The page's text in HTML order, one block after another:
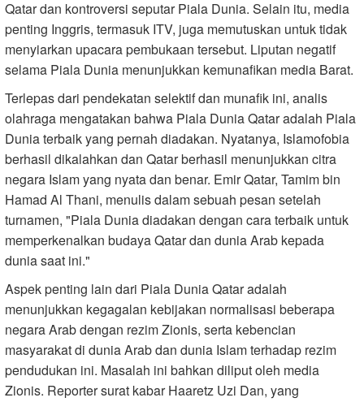
Qatar dan kontroversi seputar Piala Dunia. Selain itu, media
penting Inggris, termasuk ITV, juga memutuskan untuk tidak
menyiarkan upacara pembukaan tersebut. Liputan negatif
selama Piala Dunia menunjukkan kemunafikan media Barat.
Terlepas dari pendekatan selektif dan munafik ini, analis
olahraga mengatakan bahwa Piala Dunia Qatar adalah Piala
Dunia terbaik yang pernah diadakan. Nyatanya, Islamofobia
berhasil dikalahkan dan Qatar berhasil menunjukkan citra
negara Islam yang nyata dan benar. Emir Qatar, Tamim bin
Hamad Al Thani, menulis dalam sebuah pesan setelah
turnamen, "Piala Dunia diadakan dengan cara terbaik untuk
memperkenalkan budaya Qatar dan dunia Arab kepada
dunia saat ini."
Aspek penting lain dari Piala Dunia Qatar adalah
menunjukkan kegagalan kebijakan normalisasi beberapa
negara Arab dengan rezim Zionis, serta kebencian
masyarakat di dunia Arab dan dunia Islam terhadap rezim
pendudukan ini. Masalah ini bahkan diliput oleh media
Zionis. Reporter surat kabar Haaretz Uzi Dan, yang